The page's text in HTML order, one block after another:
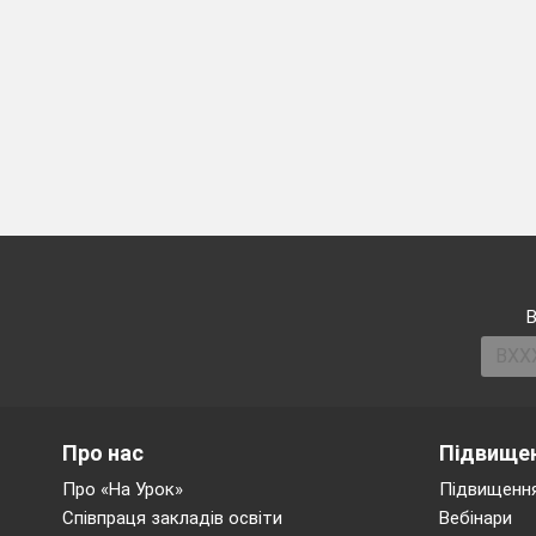
Підвищення
Вебінари
Про нас
Про «На Урок»
Співпраця закладів освіти